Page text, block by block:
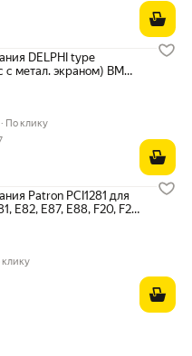
DELPHI type
метал. экраном) BMW:
1.6i 12- \ CITROEN: C5
308 1.6i 07-
| цена за 1 шт
Пэй 3550 ₽ вместо
По клику
Patron PCI1281 для
E82, E87, E88, F20, F21,
F23, 3 серия E46
Пэй 3552 ₽ вместо
клику